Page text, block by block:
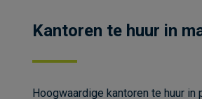
Kantoren te huur in
Hoogwaardige kantoren te huur